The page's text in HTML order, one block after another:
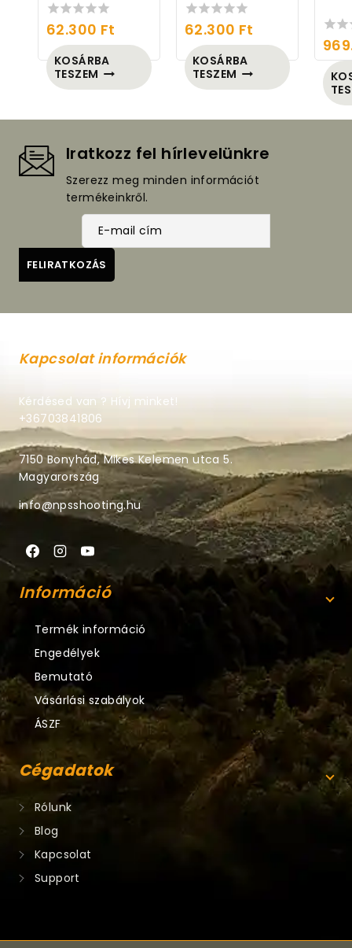
0
of
5
62.300 Ft
KOSÁRBA
TESZEM
0
of
5
62.300 Ft
KOSÁRBA
TESZEM
0
out
of
5
Iratkozz fel hírlevelünkre
Szerezz meg minden információt
termékeinkről.
Kapcsolat információk
Kérdésed van ? Hívj minket!
+36703841806
7150 Bonyhád, Mikes Kelemen utca 5.
Magyarország
info@npsshooting.hu
Információ
Termék információ
Engedélyek
Bemutató
Vásárlási szabályok
ÁSZF
Cégadatok
Rólunk
Blog
Kapcsolat
Support